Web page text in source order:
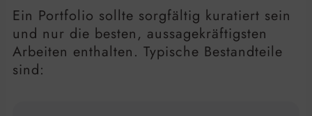
Ein Portfolio sollte sorgfältig kuratiert sein
und nur die besten, aussagekräftigsten
Arbeiten enthalten. Typische Bestandteile
sind: